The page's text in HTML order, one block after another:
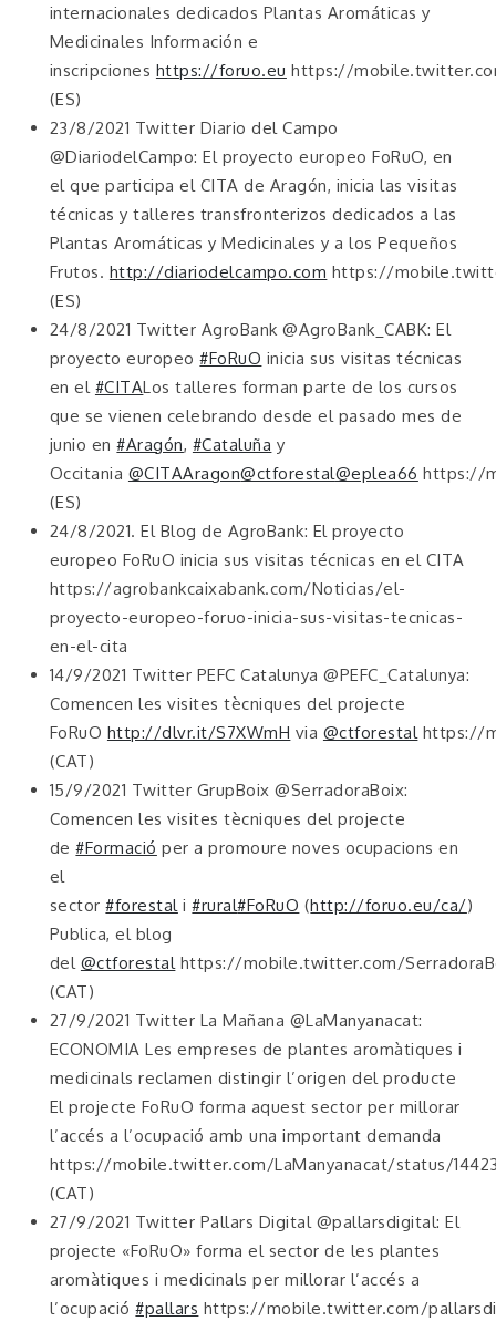
internacionales dedicados Plantas Aromáticas y
Medicinales Información e
inscripciones https://foruo.eu https://
(ES)
23/8/2021 Twitter Diario del Campo
@DiariodelCampo: El proyecto europeo FoRuO, en
el que participa el CITA de Aragón, inicia las visitas
técnicas y talleres transfronterizos dedicados a las
Plantas Aromáticas y Medicinales y a los Pequeños
Frutos. http://diariodelcampo.com https://
(ES)
24/8/2021 Twitter AgroBank @AgroBank_CABK: El
proyecto europeo#FoRuO inicia sus visitas técnicas
en el #CITALos talleres forman parte de los cursos
que se vienen celebrando desde el pasado mes de
junio en#Aragón, #Cataluña y
Occitania @CITAAragon@ctforestal@eplea66 https://
(ES)
24/8/2021. El Blog de AgroBank: El proyecto
europeo FoRuO inicia sus visitas técnicas en el CITA
https://agrobankcaixabank.com/Noticias/el-
proyecto-europeo-foruo-inicia-sus-visitas-tecnicas-
en-el-cita
14/9/2021 Twitter PEFC Catalunya @PEFC_Catalunya:
Comencen les visites tècniques del projecte
FoRuO http://dlvr.it/S7XWmH via @ctforestal https://
(CAT)
15/9/2021 Twitter GrupBoix @SerradoraBoix:
Comencen les visites tècniques del projecte
de#Formació per a promoure noves ocupacions en
el
sector#forestal i#rural#FoRuO (http://foruo.eu/ca/)
Publica, el blog
del @ctforestal https://mobile.twitter.com/
(CAT)
27/9/2021 Twitter La Mañana @LaManyanacat:
ECONOMIA Les empreses de plantes aromàtiques i
medicinals reclamen distingir l’origen del producte
El projecte FoRuO forma aquest sector per millorar
l’accés a l’ocupació amb una important demanda
https://mobile.twitter.com/LaManyanacat/status/
(CAT)
27/9/2021 Twitter Pallars Digital @pallarsdigital: El
projecte «FoRuO» forma el sector de les plantes
aromàtiques i medicinals per millorar l’accés a
l’ocupació#pallars https://mobile.twitter.com/